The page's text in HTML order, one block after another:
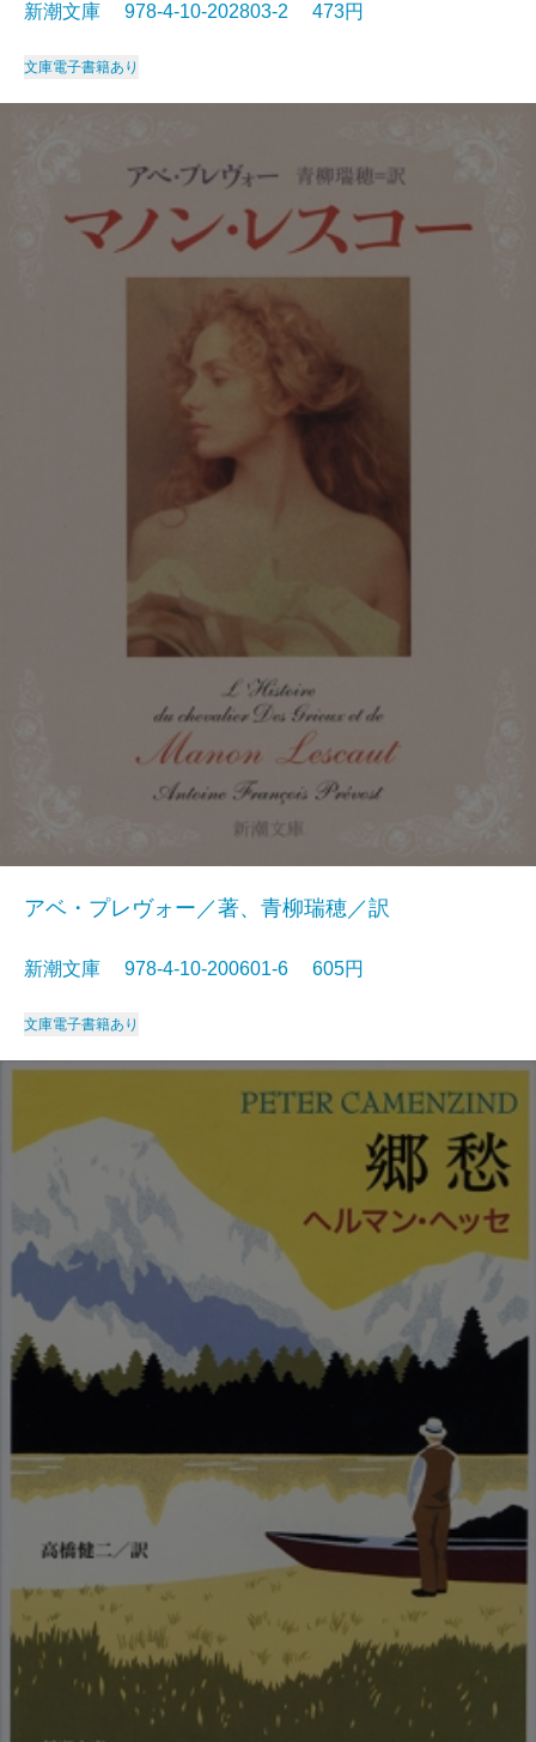
新潮文庫 978-4-10-202803-2 473円
文庫電子書籍あり
アベ・プレヴォー／著、青柳瑞穂／訳
新潮文庫 978-4-10-200601-6 605円
文庫電子書籍あり